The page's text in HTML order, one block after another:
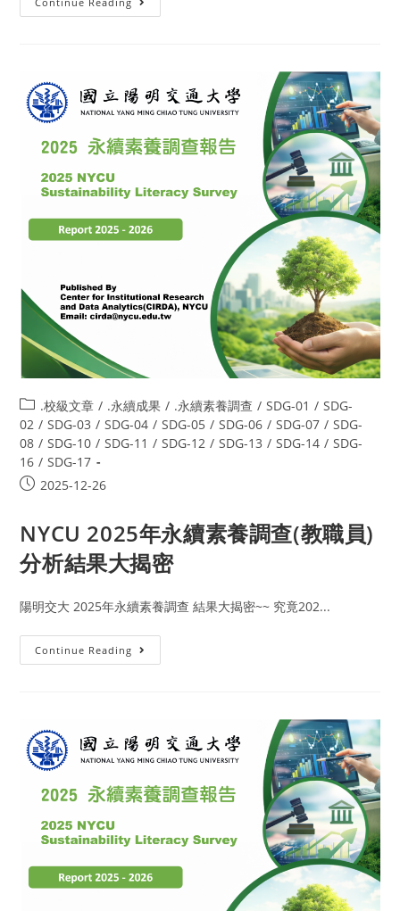
.校級文章 / .永續成果 / .永續素養調查 / SDG-01 / SDG-
02 / SDG-03 / SDG-04 / SDG-05 / SDG-06 / SDG-07 / SDG-
08 / SDG-10 / SDG-11 / SDG-12 / SDG-13 / SDG-14 / SDG-
16 / SDG-17
2025-12-26
NYCU 2025年永續素養調查(教職員)
分析結果大揭密
陽明交大 2025年永續素養調查 結果大揭密~~ 究竟202...
Continue Reading